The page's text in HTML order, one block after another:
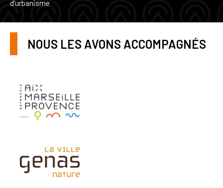
d’urbanisme
NOUS LES AVONS ACCOMPAGNÉS